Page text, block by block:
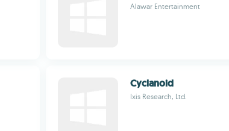
Alawar Entertainment
Cyclanoid
Ixis Research, Ltd.